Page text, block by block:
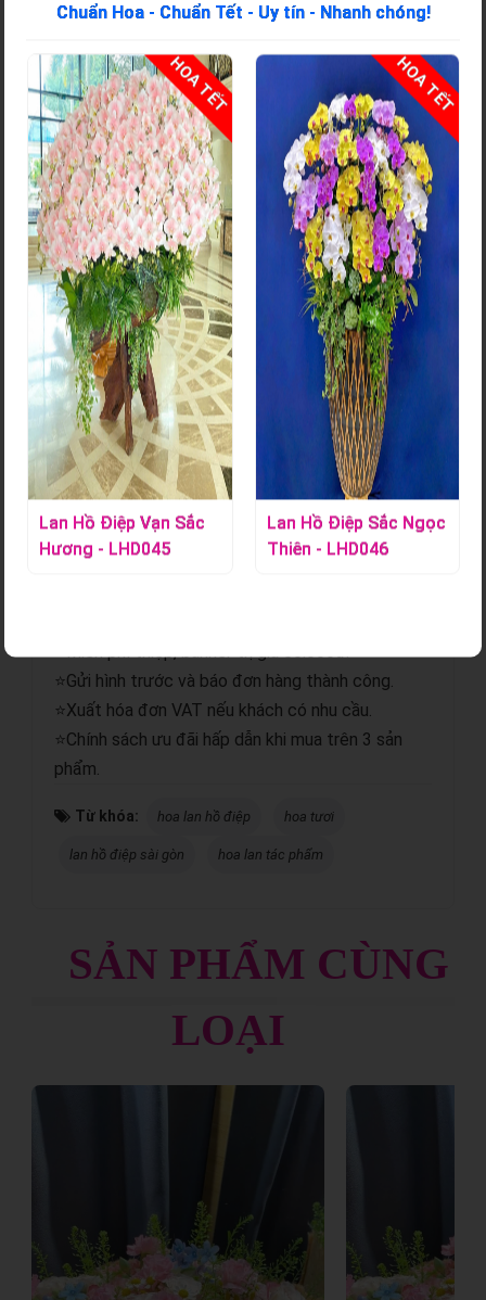
Bó Hoa Tươi - HT130
Mã sản phẩm: S000881
Liên hệ ngay Hoa Lan Tác Phẩm để đặt những bó hoa xinh
gửi đến những người mình yêu thương.
Chi tiết sản phẩm
⭐Giao hoa hỏa tốc.
⭐Miễn phí thiệp, banner trị giá 50.000đ.
⭐Gửi hình trước và báo đơn hàng thành công.
⭐Xuất hóa đơn VAT nếu khách có nhu cầu.
⭐Chính sách ưu đãi hấp dẫn khi mua trên 3 sản
phẩm.
Từ khóa: hoa lan hồ điệp hoa tươi
lan hồ điệp sài gòn hoa lan tác phẩm
SẢN PHẨM CÙNG
LOẠI
Chuẩn Hoa - Chuẩn Tết - Uy tín - Nhanh chóng!
Lan Hồ Điệp Vạn Sắc
Hương - LHD045
HOA TẾT
Lan Hồ Điệp Sắc Ngọc
Thiên - LHD046
HOA TẾT